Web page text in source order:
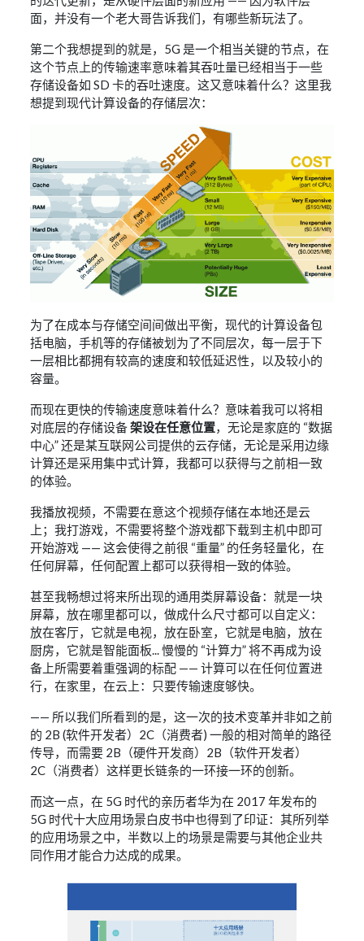
面，并没有一个老大哥告诉我们，有哪些新玩法了。
第二个我想提到的就是，5G 是一个相当关键的节点，在
这个节点上的传输速率意味着其吞吐量已经相当于一些
存储设备如 SD 卡的吞吐速度。这又意味着什么？这里我
想提到现代计算设备的存储层次：
为了在成本与存储空间间做出平衡，现代的计算设备包
括电脑，手机等的存储被划为了不同层次，每一层于下
一层相比都拥有较高的速度和较低延迟性，以及较小的
容量。
而现在更快的传输速度意味着什么？意味着我可以将相
对底层的存储设备架设在任意位置，无论是家庭的 “数据
中心” 还是某互联网公司提供的云存储，无论是采用边缘
计算还是采用集中式计算，我都可以获得与之前相一致
的体验。
我播放视频，不需要在意这个视频存储在本地还是云
上；我打游戏，不需要将整个游戏都下载到主机中即可
开始游戏 —— 这会使得之前很 “重量” 的任务轻量化，在
任何屏幕，任何配置上都可以获得相一致的体验。
甚至我畅想过将来所出现的通用类屏幕设备：就是一块
屏幕，放在哪里都可以，做成什么尺寸都可以自定义：
放在客厅，它就是电视，放在卧室，它就是电脑，放在
厨房，它就是智能面板... 慢慢的 “计算力” 将不再成为设
备上所需要着重强调的标配 —— 计算可以在任何位置进
行，在家里，在云上：只要传输速度够快。
—— 所以我们所看到的是，这一次的技术变革并非如之前
的 2B (软件开发者）2C（消费者) 一般的相对简单的路径
传导，而需要 2B（硬件开发商）2B（软件开发者）
2C（消费者）这样更长链条的一环接一环的创新。
而这一点，在 5G 时代的亲历者华为在 2017 年发布的
5G 时代十大应用场景白皮书中也得到了印证：其所列举
的应用场景之中，半数以上的场景是需要与其他企业共
同作用才能合力达成的成果。